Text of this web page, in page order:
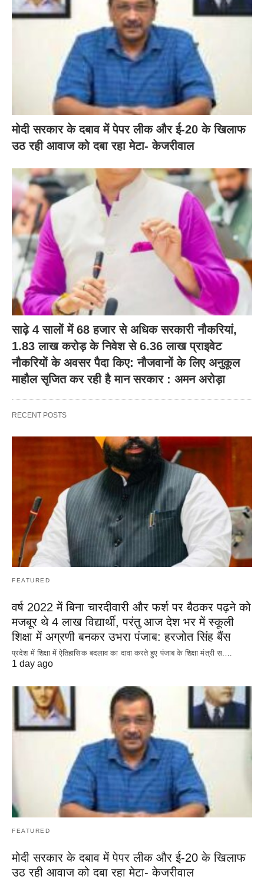
मोदी सरकार के दबाव में पेपर लीक और ई-20 के खिलाफ
उठ रही आवाज को दबा रहा मेटा- केजरीवाल
साढ़े 4 सालों में 68 हजार से अधिक सरकारी नौकरियां,
1.83 लाख करोड़ के निवेश से 6.36 लाख प्राइवेट
नौकरियों के अवसर पैदा किए: नौजवानों के लिए अनुकूल
माहौल सृजित कर रही है मान सरकार : अमन अरोड़ा
RECENT POSTS
FEATURED
वर्ष 2022 में बिना चारदीवारी और फर्श पर बैठकर पढ़ने को
मजबूर थे 4 लाख विद्यार्थी, परंतु आज देश भर में स्कूली
शिक्षा में अग्रणी बनकर उभरा पंजाब: हरजोत सिंह बैंस
प्रदेश में शिक्षा में ऐतिहासिक बदलाव का दावा करते हुए पंजाब के शिक्षा मंत्री स.…
1 day ago
FEATURED
मोदी सरकार के दबाव में पेपर लीक और ई-20 के खिलाफ
उठ रही आवाज को दबा रहा मेटा- केजरीवाल